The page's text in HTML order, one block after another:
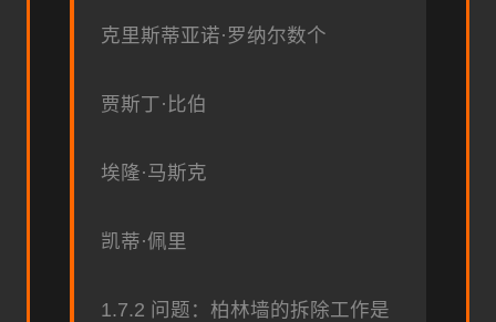
克里斯蒂亚诺·罗纳尔数个
贾斯丁·比伯
埃隆·马斯克
凯蒂·佩里
1.7.2 问题：柏林墙的拆除工作是